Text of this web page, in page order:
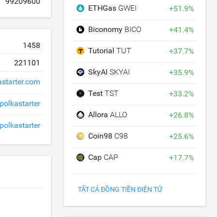
1458
221101
polkastarter
ETHGas GWEI +51.9%
Biconomy BICO +41.4%
TutorialTUT +37.7%
SkyAISKYAI +35.9%
TestTST +33.2%
AlloraALLO +26.8%
Coin98 C98 +25.6%
Cap CAP +17.7%
TẤT CẢ ĐỒNG TIỀN ĐIỆN TỬ